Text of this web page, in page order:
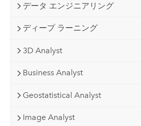
データ エンジニアリング
ディープ ラーニング
3D Analyst
Business Analyst
Geostatistical Analyst
Image Analyst